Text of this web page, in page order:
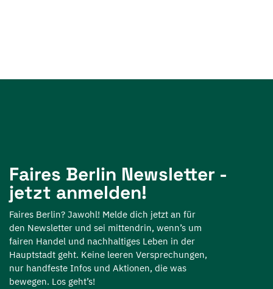
Faires Berlin Newsletter -
jetzt anmelden!
Faires Berlin? Jawohl! Melde dich jetzt an für
den Newsletter und sei mittendrin, wenn’s um
fairen Handel und nachhaltiges Leben in der
Hauptstadt geht. Keine leeren Versprechungen,
nur handfeste Infos und Aktionen, die was
bewegen. Los geht’s!